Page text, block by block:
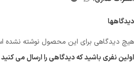
دیدگاهها
هیچ دیدگاهی برای این محصول نوشته نشده
اولین نفری باشید که دیدگاهی را ارسال می کنید